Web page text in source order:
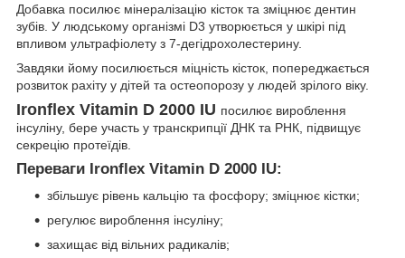
Добавка посилює мінералізацію кісток та зміцнює дентин
зубів. У людському організмі D3 утворюється у шкірі під
впливом ультрафіолету з 7-дегідрохолестерину.
Завдяки йому посилюється міцність кісток, попереджається
розвиток рахіту у дітей та остеопорозу у людей зрілого віку.
Ironflex Vitamin D 2000 IU посилює вироблення
інсуліну, бере участь у транскрипції ДНК та РНК, підвищує
секрецію протеїдів.
Переваги Ironflex Vitamin D 2000 IU:
збільшує рівень кальцію та фосфору; зміцнює кістки;
регулює вироблення інсуліну;
захищає від вільних радикалів;